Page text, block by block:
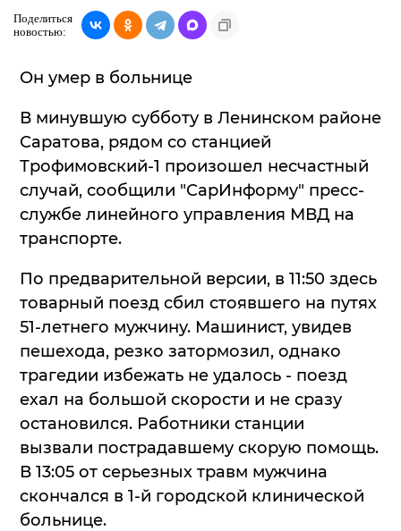
Поделиться
новостью:
Он умер в больнице
В минувшую субботу в Ленинском районе
Саратова, рядом со станцией
Трофимовский-1 произошел несчастный
случай, сообщили "СарИнформу" пресс-
службе линейного управления МВД на
транспорте.
По предварительной версии, в 11:50 здесь
товарный поезд сбил стоявшего на путях
51-летнего мужчину. Машинист, увидев
пешехода, резко затормозил, однако
трагедии избежать не удалось - поезд
ехал на большой скорости и не сразу
остановился. Работники станции
вызвали пострадавшему скорую помощь.
В 13:05 от серьезных травм мужчина
скончался в 1-й городской клинической
больнице.